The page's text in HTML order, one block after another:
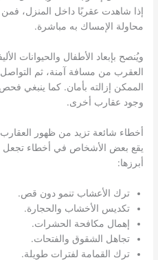
إذا شاهدت عقربًا داخل المنزل،
محاولة الإمساك به مباشرة.
ويُنصح بإبعاد الأطفال والحيوانات
العقرب من مسافة آمنة، ثم
الممكن إزالته بأمان. كما ينبغي
وجود عقارب أخرى.
أخطاء شائعة تزيد من ظهور العقارب
يقع بعض الأشخاص في أخطاء تجعل
أبرزها:
ترك الأعشاب تنمو دون قص.
تكديس الأخشاب والحجارة.
إهمال مكافحة الحشرات.
تجاهل الشقوق والفتحات.
ترك القمامة لفترات طويلة.